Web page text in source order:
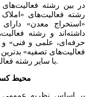
در بین رشته فعالیت‌های
«استخراج معدن»
داشته‌اند و رشته
حرفه‌ای، علمی و فنی» و
فعالیت‌های تصفیه»
با سایر رشته فعالیت‌های اقتصادی در کشور تجربه کرده‌اند.
محیط